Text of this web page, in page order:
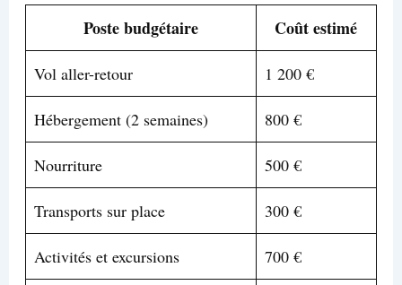
Poste budgétaire Coût estimé
Vol aller-retour 1 200 €
Hébergement (2 semaines) 800 €
Nourriture 500 €
Transports sur place 300 €
Activités et excursions 700 €